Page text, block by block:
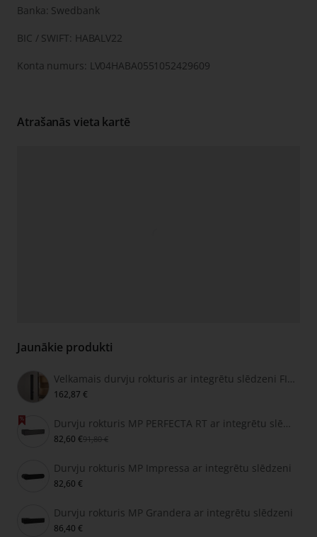
Banka: Swedbank
BIC / SWIFT: HABALV22
Konta numurs: LV04HABA0551052429609
Atrašanās vieta kartē
Jaunākie produkti
Velkamais durvju rokturis ar integrētu slēdzeni FIMET SECRET
162,87 €
Durvju rokturis MP PERFECTA RT ar integrētu slēdzeni
82,60 €91,80 €
Durvju rokturis MP Impressa ar integrētu slēdzeni
82,60 €
Durvju rokturis MP Grandera ar integrētu slēdzeni
86,40 €